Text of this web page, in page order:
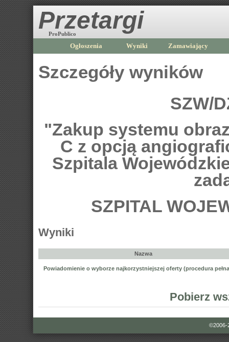
Przetargi
ProPublico
Ogłoszenia Wyniki Zamawiający
Szczegóły wyników
SZW/
"Zakup systemu
C z opcją
Szpitala
SZPITAL
Wyniki
Nazwa
Powiadomienie o wyborze najkorzystniejszej oferty (procedura
Pobierz
©2006-